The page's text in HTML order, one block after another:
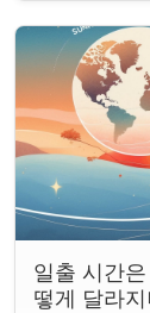
일출 시간
떻게 달라